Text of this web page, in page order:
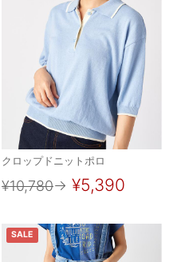
クロップドニットポロ
¥10,780→ ¥5,390
SALE